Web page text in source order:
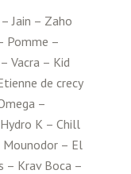
Jain – Zaho
Pomme –
Vacra – Kid
de crecy
–
K – Chill
– El
– Krav Boca –